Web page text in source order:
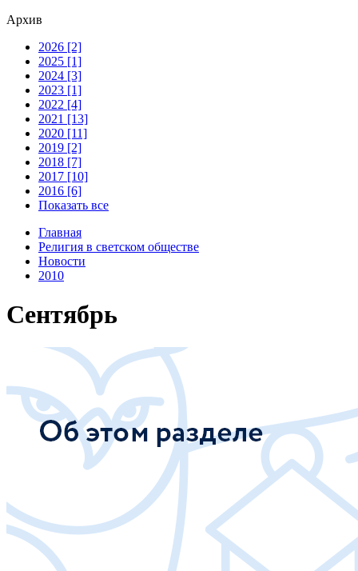
Архив
2026 [2]
2025 [1]
2024 [3]
2023 [1]
2022 [4]
2021 [13]
2020 [11]
2019 [2]
2018 [7]
2017 [10]
2016 [6]
Показать все
Главная
Религия в светском обществе
Новости
2010
Сентябрь